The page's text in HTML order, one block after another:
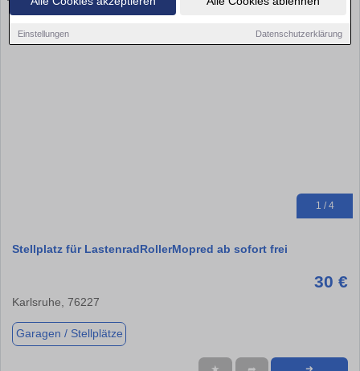
Einstellungen Datenschutzerklärung
1 / 4
Stellplatz für LastenradRollerMopred ab sofort frei
30 €
Karlsruhe, 76227
Garagen / Stellplätze